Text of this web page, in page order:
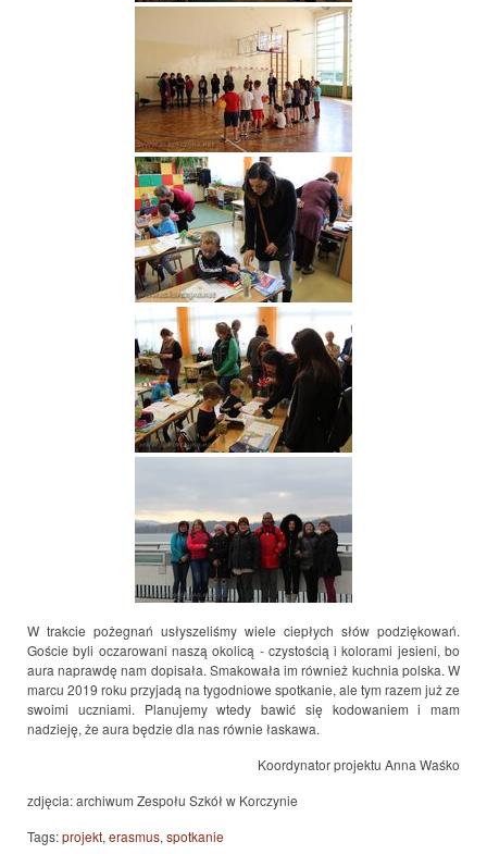
W trakcie pożegnań usłyszeliśmy wiele ciepłych słów podziękowań.
Goście byli oczarowani naszą okolicą - czystością i kolorami jesieni, bo
aura naprawdę nam dopisała. Smakowała im również kuchnia polska. W
marcu 2019 roku przyjadą na tygodniowe spotkanie, ale tym razem już ze
swoimi uczniami. Planujemy wtedy bawić się kodowaniem i mam
nadzieję, że aura będzie dla nas równie łaskawa.
Koordynator projektu Anna Waśko
zdjęcia: archiwum Zespołu Szkół w Korczynie
Tags:projekt, erasmus, spotkanie